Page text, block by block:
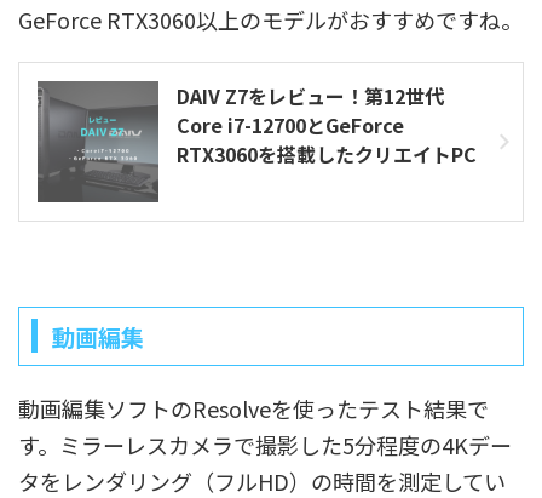
GeForce RTX3060以上のモデルがおすすめですね。
DAIV Z7をレビュー！第12世代
Core i7-12700とGeForce
RTX3060を搭載したクリエイトPC
動画編集
動画編集ソフトのResolveを使ったテスト結果で
す。ミラーレスカメラで撮影した5分程度の4Kデー
タをレンダリング（フルHD）の時間を測定してい